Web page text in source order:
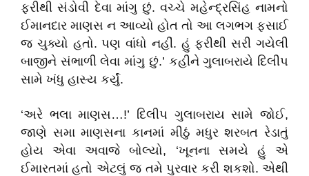
ફરીથી સંડોવી દેવા માંગુ છું. વચ્ચે મહેન્દ્રસિંહ નામનો
ઈમાનદાર માણસ ન આવ્યો હોત તો આ લગભગ ફસાઈ
જ ચુક્યો હતો. પણ વાંધો નહીં. હું ફરીથી સરી ગયેલી
બાજીને સંભાળી લેવા માંગુ છું.’ કહીને ગુલાબરાયે દિલીપ
સામે ખંધુ હાસ્ય કર્યું.
‘અરે ભલા માણસ…!’ દિલીપ ગુલાબરાય સામે જોઈ,
જાણે સમા માણસના કાનમાં મીઠું મધુર શરબત રેડાતું
હોય એવા અવાજે બોલ્યો, ‘ખૂનના સમયે હું એ
ઈમારતમાં હતો એટલું જ તમે પુરવાર કરી શકશો. એથી